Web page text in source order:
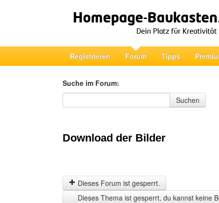
Registrieren Forum Tipps
Suche im Forum:
Suche im Forum
Suchen
Download der Bilder
Dieses Forum ist gesperrt.
Dieses Thema ist gesperrt, du kannst keine